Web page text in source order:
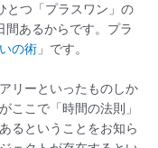
とつ「プラスワン」の
あるからです。プラ
の術 」です。
リーといったものしか
ここで「時間の法則」
るということをお知ら